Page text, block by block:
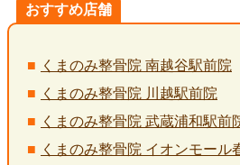
おすすめ店舗
くまのみ整骨院 南越谷駅前院
くまのみ整骨院 川越駅前院
くまのみ整骨院 武蔵浦和駅前
くまのみ整骨院 イオンモール